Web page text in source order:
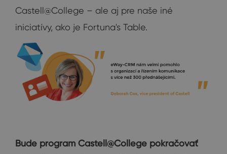
Castell@College – ale aj pre naše iné
iniciatívy, ako je Fortuna's Table.
Bude program Castell@College pokračovať